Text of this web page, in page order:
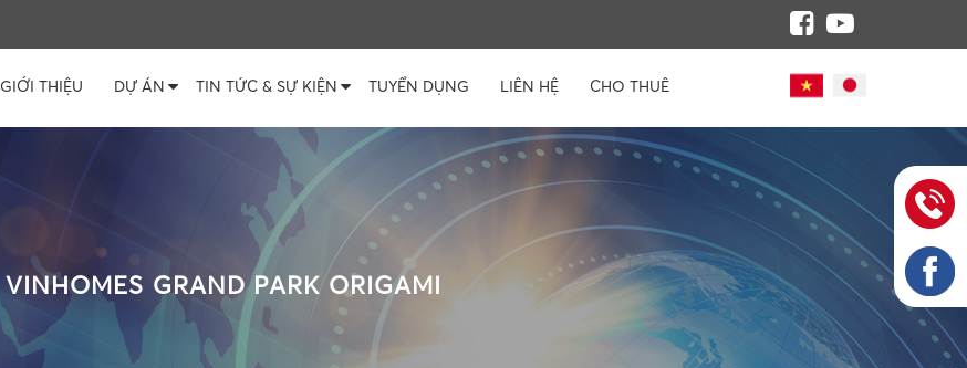
GIỚI THIỆU DỰ ÁN TIN TỨC & SỰ KIỆN TUYỂN DỤNG LIÊN HỆ CHO THUÊ
VINHOMES GRAND PARK ORIGAMI